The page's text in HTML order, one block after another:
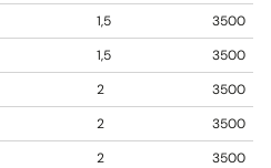
1,5
3500
1,5
3500
2
3500
2
3500
2
3500